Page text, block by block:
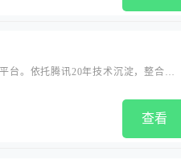
台。依托腾讯20年技术沉淀，整合腾
品体验上全方位赋能合作企业，助力
查看